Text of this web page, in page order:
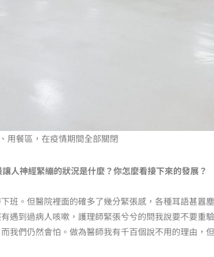
用餐區，在疫情期間全部關閉
人神經緊繃的狀況是什麼？你怎麼看接下來的發展？
。但醫院裡面的確多了幾分緊張感，各種耳語甚囂
到過病人咳嗽，護理師緊張兮兮的問我說要不要重
們仍然會怕。做為醫師我有千百個說不用的理由，